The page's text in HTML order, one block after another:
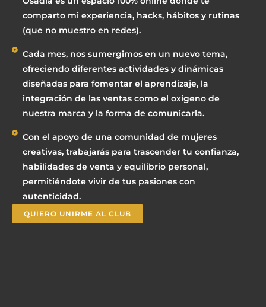
comparto mi experiencia, hacks, hábitos y rutinas
(que no muestro en redes).
Cada mes, nos sumergimos en un nuevo tema,
ofreciendo diferentes actividades y dinámicas
diseñadas para fomentar el aprendizaje, la
integración de las ventas como el oxígeno de
nuestra marca y la forma de comunicarla.
Con el apoyo de una comunidad de mujeres
creativas, trabajarás para trascender tu confianza,
habilidades de venta y equilibrio personal,
permitiéndote vivir de tus pasiones con
autenticidad.
QUIERO UNIRME AL CLUB